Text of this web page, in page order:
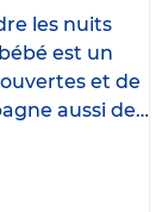
les nuits
est un
et de
aussi de